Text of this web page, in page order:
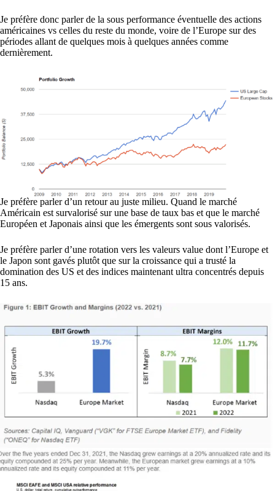
Je préfère donc parler de la sous performance éventuelle des actions
américaines vs celles du reste du monde, voire de l’Europe sur des
périodes allant de quelques mois à quelques années comme
dernièrement.
Je préfère parler d’un retour au juste milieu. Quand le marché
Américain est survalorisé sur une base de taux bas et que le marché
Européen et Japonais ainsi que les émergents sont sous valorisés.
Je préfère parler d’une rotation vers les valeurs value dont l’Europe et
le Japon sont gavés plutôt que sur la croissance qui a trusté la
domination des US et des indices maintenant ultra concentrés depuis
15 ans.